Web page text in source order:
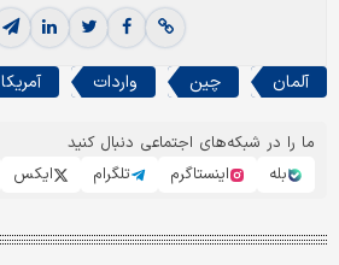
آلمان چین واردات آمریکا
ما را در شبکه‌های اجتماعی دنبال کنید
بله
اینستاگرم تلگرام ایکس